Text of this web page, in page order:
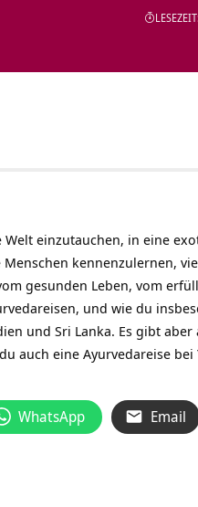
einzutauchen, in eine
kennenzulernen,
gesunden Leben, vom
und wie du
und Sri Lanka. Es gibt aber
auch eine Ayurvedareise bei
WhatsApp Email